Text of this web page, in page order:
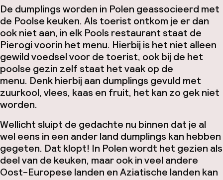
De dumplings worden in Polen geassocieerd met
de Poolse keuken. Als toerist ontkom je er dan
ook niet aan, in elk Pools restaurant staat de
Pierogi voorin het menu. Hierbij is het niet alleen
gewild voedsel voor de toerist, ook bij de het
poolse gezin zelf staat het vaak op de
menu. Denk hierbij aan dumplings gevuld met
zuurkool, vlees, kaas en fruit, het kan zo gek niet
worden.
Wellicht sluipt de gedachte nu binnen dat je al
wel eens in een ander land dumplings kan hebben
gegeten. Dat klopt! In Polen wordt het gezien als
deel van de keuken, maar ook in veel andere
Oost-Europese landen en Aziatische landen kan